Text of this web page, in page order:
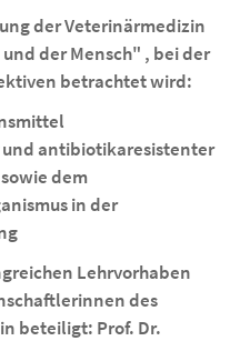
der Veterinärmedizin
der Mensch" , bei der
betrachtet wird:
antibiotikaresistenter
dem
in der
Lehrvorhaben
des
beteiligt: Prof. Dr.